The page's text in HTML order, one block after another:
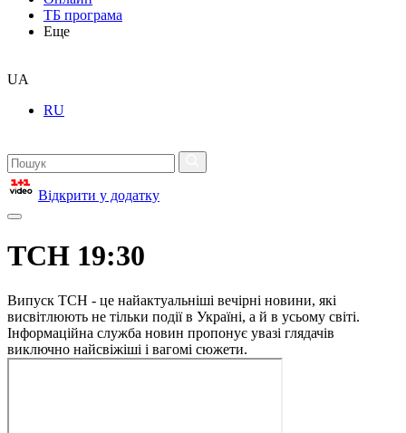
ТБ програма
Еще
UA
RU
Відкрити у додатку
ТСН 19:30
Випуск ТСН - це найактуальніші вечірні новини, які
висвітлюють не тільки події в Україні, а й в усьому світі.
Інформаційна служба новин пропонує увазі глядачів
виключно найсвіжіші і вагомі сюжети.